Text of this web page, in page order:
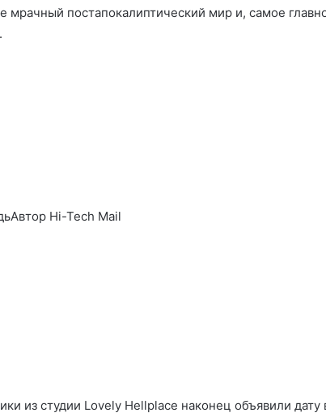
мрачный постапокалиптический мир и, самое
Hi-Tech Mail
из студии Lovely Hellplace наконец объявили